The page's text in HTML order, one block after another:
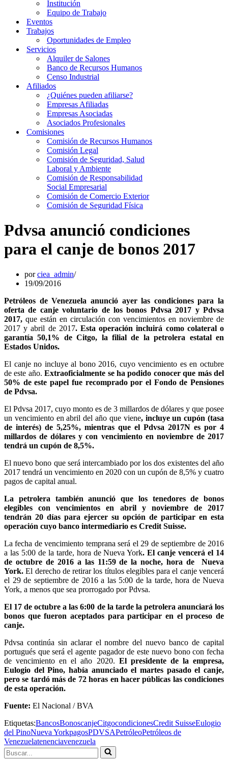
Institución
Equipo de Trabajo
Eventos
Trabajos
Oportunidades de Empleo
Servicios
Alquiler de Salones
Banco de Recursos Humanos
Censo Industrial
Afiliados
¿Quiénes pueden afiliarse?
Empresas Afiliadas
Empresas Asociadas
Asociados Profesionales
Comisiones
Comisión de Recursos Humanos
Comisión Legal
Comisión de Seguridad, Salud
Laboral y Ambiente
Comisión de Responsabilidad
Social Empresarial
Comisión de Comercio Exterior
Comisión de Seguridad Física
Pdvsa anunció condiciones
para el canje de bonos 2017
porciea_admin
19/09/2016
Petróleos de Venezuela anunció ayer las condiciones para la
oferta de canje voluntario de los bonos Pdvsa 2017 y Pdvsa
2017, que están en circulación con vencimientos en noviembre de
2017 y abril de 2017. Esta operación incluirá como colateral o
garantía 50,1% de Citgo, la filial de la petrolera estatal en
Estados Unidos.
El canje no incluye al bono 2016, cuyo vencimiento es en octubre
de este año.Extraoficialmente se ha podido conocer que más del
50% de este papel fue recomprado por el Fondo de Pensiones
de Pdvsa.
El Pdvsa 2017, cuyo monto es de 3 millardos de dólares y que posee
un vencimiento en abril del año que viene, incluye un cupón (tasa
de interés) de 5,25%, mientras que el Pdvsa 2017N es por 4
millardos de dólares y con vencimiento en noviembre de 2017
tendrá un cupón de 8,5%.
El nuevo bono que será intercambiado por los dos existentes del año
2017 tendrá un vencimiento en 2020 con un cupón de 8,5% y cuatro
pagos de capital anual.
La petrolera también anunció que los tenedores de bonos
elegibles con vencimientos en abril y noviembre de 2017
tendrán 20 días para ejercer su opción de participar en esta
operación cuyo banco intermediario es Credit Suisse.
La fecha de vencimiento temprana será el 29 de septiembre de 2016
a las 5:00 de la tarde, hora de Nueva York. El canje vencerá el 14
de octubre de 2016 a las 11:59 de la noche, hora de Nueva
York. El derecho de retirar los títulos elegibles para el canje vencerá
el 29 de septiembre de 2016 a las 5:00 de la tarde, hora de Nueva
York, a menos que sea prorrogado por Pdvsa.
El 17 de octubre a las 6:00 de la tarde la petrolera anunciará los
bonos que fueron aceptados para participar en el proceso de
canje.
Pdvsa continúa sin aclarar el nombre del nuevo banco de capital
portugués que será el agente pagador de este nuevo bono con fecha
de vencimiento en el año 2020. El presidente de la empresa,
Eulogio del Pino, había anunciado el martes pasado el canje,
pero se tardó más de 72 horas en hacer públicas las condiciones
de esta operación.
Fuente: El Nacional / BVA
Etiquetas:BancosBonoscanjeCitgocondicionesCredit SuisseEulogio
del PinoNueva YorkpagosPDVSAPetróleoPetróleos de
Venezuelatenenciavenezuela
Buscar...